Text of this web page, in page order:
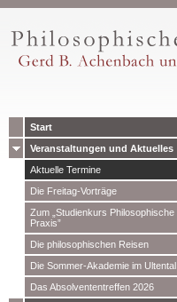
Start
Veranstaltungen und Aktuelles
Aktuelle Termine
Die Freitag-Vorträge
Zum „Studienkurs Philosophische
Praxis”
Die philosophischen Reisen
Die Sommer-Akademie im Ultental
Das Absolvententreffen 2026